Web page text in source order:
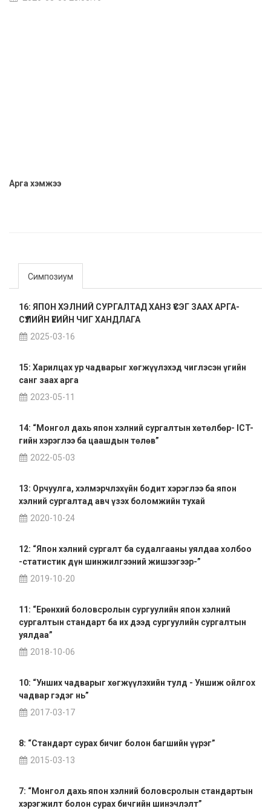
Арга хэмжээ
Симпозиум
16: ЯПОН ХЭЛНИЙ СУРГАЛТАД ХАНЗ ҮСЭГ ЗААХ АРГА-
СҮҮЛИЙН ҮЕИЙН ЧИГ ХАНДЛАГА
2025-03-16
15: Харилцах ур чадварыг хөгжүүлэхэд чиглэсэн үгийн
санг заах арга
2023-05-11
14: “Монгол дахь япон хэлний сургалтын хөтөлбөр- ICT-
гийн хэрэглээ ба цаашдын төлөв”
2022-05-03
13: Орчуулга, хэлмэрчлэхүйн бодит хэрэглээ ба япон
хэлний сургалтад авч үзэх боломжийн тухай
2020-10-24
12: “Япон хэлний сургалт ба судалгааны уялдаа холбоо
-статистик дүн шинжилгээний жишээгээр-”
2019-10-20
11: “Ерөнхий боловсролын сургуулийн япон хэлний
сургалтын стандарт ба их дээд сургуулийн сургалтын
уялдаа”
2018-10-06
10: “Унших чадварыг хөгжүүлэхийн тулд - Уншиж ойлгох
чадвар гэдэг нь”
2017-03-17
8: “Стандарт сурах бичиг болон багшийн үүрэг”
2015-03-13
7: “Монгол дахь япон хэлний боловсролын стандартын
хэрэгжилт болон сурах бичгийн шинэчлэлт”